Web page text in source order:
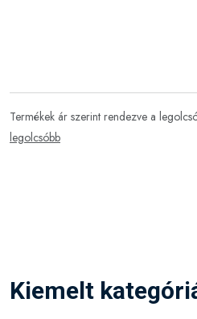
Termékek ár szerint rendezve a
legolcsóbb
Kiemelt